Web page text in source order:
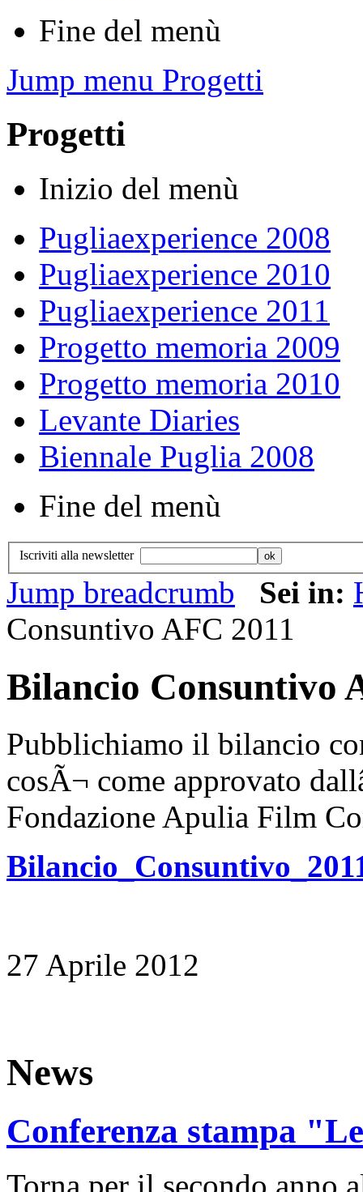
Fine del menù
Jump menu Progetti
Progetti
Inizio del menù
Pugliaexperience 2008
Pugliaexperience 2010
Pugliaexperience 2011
Progetto memoria 2009
Progetto memoria 2010
Levante Diaries
Biennale Puglia 2008
Fine del menù
Iscriviti alla newsletter
Jump breadcrumb Sei in:
Consuntivo AFC 2011
Bilancio Consuntivo
Pubblichiamo il bilancio
cosÃ¬ come approvato
Fondazione Apulia Film
27 Aprile 2012
News
Conferenza stampa
Torna per il secondo anno